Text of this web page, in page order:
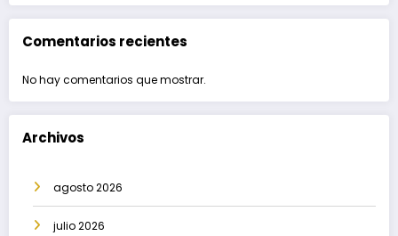
Comentarios recientes
No hay comentarios que mostrar.
Archivos
agosto 2026
julio 2026